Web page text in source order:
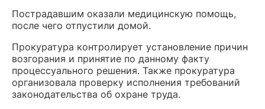
Пострадавшим оказали медицинскую помощь,
после чего отпустили домой.
Прокуратура контролирует установление причин
возгорания и принятие по данному факту
процессуального решения. Также прокуратура
организовала проверку исполнения требований
законодательства об охране труда.